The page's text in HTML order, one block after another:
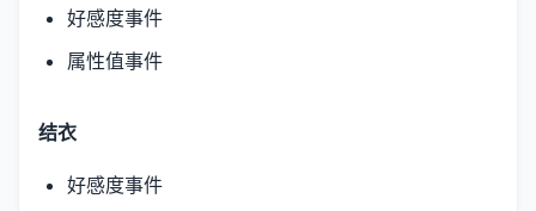
好感度事件
属性值事件
结衣
好感度事件